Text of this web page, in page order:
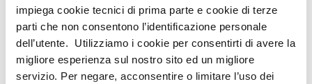
impiega cookie tecnici di prima parte e cookie di terze
parti che non consentono l’identificazione personale
dell’utente. Utilizziamo i cookie per consentirti di avere la
migliore esperienza sul nostro sito ed un migliore
servizio. Per negare, acconsentire o limitare l’uso dei